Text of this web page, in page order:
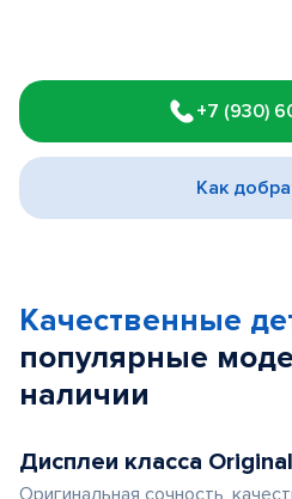
1
of
3
+7 (930)
Как
Качественные
популярные
наличии
Дисплеи класса Original
Оригинальная сочность,